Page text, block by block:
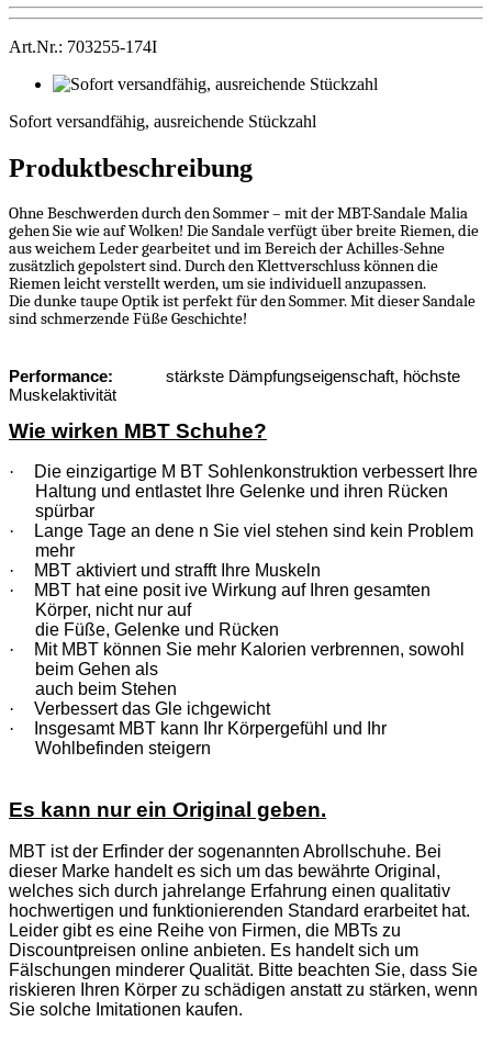
Art.Nr.: 703255-174I
Sofort versandfähig, ausreichende Stückzahl
Produktbeschreibung
Ohne Beschwerden durch den Sommer – mit der MBT-Sandale Malia
gehen Sie wie auf Wolken! Die Sandale verfügt über breite Riemen, die
aus weichem Leder gearbeitet und im Bereich der Achilles-Sehne
zusätzlich gepolstert sind. Durch den Klettverschluss können die
Riemen leicht verstellt werden, um sie individuell anzupassen.
Die dunke taupe Optik ist perfekt für den Sommer. Mit dieser Sandale
sind schmerzende Füße Geschichte!
Performance:
stärkste Dämpfungseigenschaft, höchste
Muskelaktivität
Wie wirken MBT Schuhe?
·
Die einzigartige M BT Sohlenkonstruktion verbessert Ihre
Haltung und entlastet Ihre Gelenke und ihren Rücken
spürbar
·
Lange Tage an dene n Sie viel stehen sind kein Problem
mehr
·
MBT aktiviert und strafft Ihre Muskeln
·
MBT hat eine posit ive Wirkung auf Ihren gesamten
Körper, nicht nur auf
die Füße, Gelenke und Rücken
·
Mit MBT können Sie mehr Kalorien verbrennen, sowohl
beim Gehen als
auch beim Stehen
·
Verbessert das Gle ichgewicht
·
Insgesamt MBT kann Ihr Körpergefühl und Ihr
Wohlbefinden steigern
Es kann nur ein Original geben.
MBT ist der Erfinder der sogenannten Abrollschuhe. Bei
dieser Marke handelt es sich um das bewährte Original,
welches sich durch jahrelange Erfahrung einen qualitativ
hochwertigen und funktionierenden Standard erarbeitet hat.
Leider gibt es eine Reihe von Firmen, die MBTs zu
Discountpreisen online anbieten. Es handelt sich um
Fälschungen minderer Qualität. Bitte beachten Sie, dass Sie
riskieren Ihren Körper zu schädigen anstatt zu stärken, wenn
Sie solche Imitationen kaufen.